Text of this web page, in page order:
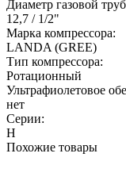
Диаметр газовой
12,7 / 1/2"
Марка компрессора:
LANDA (GREE)
Тип компрессора:
Ротационный
Ультрафиолетовое
нет
Серии:
H
Похожие товары